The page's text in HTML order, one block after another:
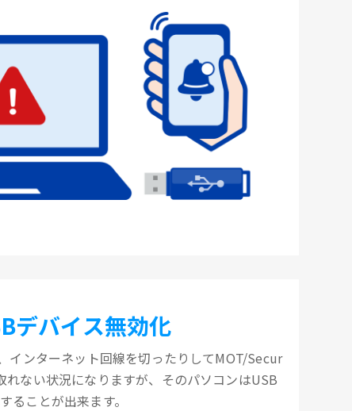
デバイス無効化
インターネット回線を切ったりしてMOT/Secur
れない状況になりますが、そのパソコンはUSB
ることが出来ます。